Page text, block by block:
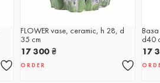
FLOWER vase, ceramic, h 28, d
35 cm
17 300 ₴
ORDER
d40
17